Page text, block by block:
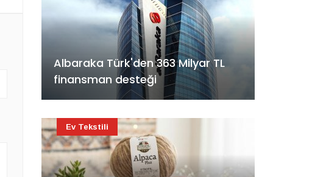
Albaraka Türk'den 363 Milyar TL
finansman desteği
Ev Tekstili